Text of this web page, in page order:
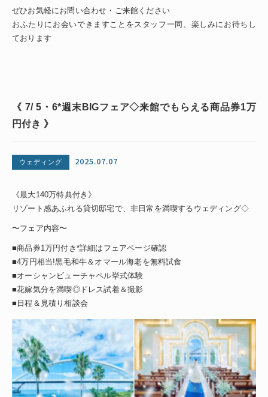
ぜひお気軽にお問い合わせ・ご来館ください
おふたりにお会いできますことをスタッフ一同、楽しみにお待ちし
ております
《 7/ 5・6*週末BIGフェア◇来館でもらえる商品券1万
円付き 》
ウェディング 2025.07.07
《最大140万特典付き》
リゾート感あふれる貸切邸宅で、非日常を満喫するウェディング◇
〜フェア内容〜
■商品券1万円付き*詳細はフェアページ確認
■4万円相当!黒毛和牛＆オマール海老を無料試食
■オーシャンビューチャペル挙式体験
■花嫁気分を満喫◎ドレス試着＆撮影
■日程＆見積り相談会